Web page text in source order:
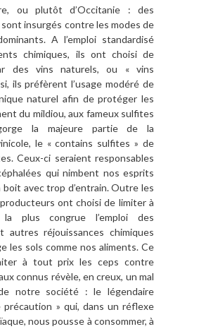
ou plutôt d’Occitanie : des
insurgés contre les modes de
A l’emploi standardisé
chimiques, ils ont choisi de
des vins naturels, ou « vins
ils préfèrent l’usage modéré de
naturel afin de protéger les
du mildiou, aux fameux sulfites
la majeure partie de la
le « contains sulfites » de
Ceux-ci seraient responsables
qui nimbent nos esprits
boit avec trop d’entrain. Outre les
ont choisi de limiter à
plus congrue l’emploi des
autres réjouissances chimiques
les sols comme nos aliments. Ce
à tout prix les ceps contre
connus révèle, en creux, un mal
notre société : le légendaire
précaution » qui, dans un réflexe
nous pousse à consommer, à